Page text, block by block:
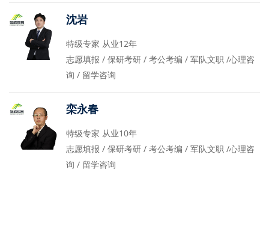
沈岩
特级专家 从业12年
志愿填报 / 保研考研 / 考公考编 / 军队文职 /心理咨
询 / 留学咨询
栾永春
特级专家 从业10年
志愿填报 / 保研考研 / 考公考编 / 军队文职 /心理咨
询 / 留学咨询